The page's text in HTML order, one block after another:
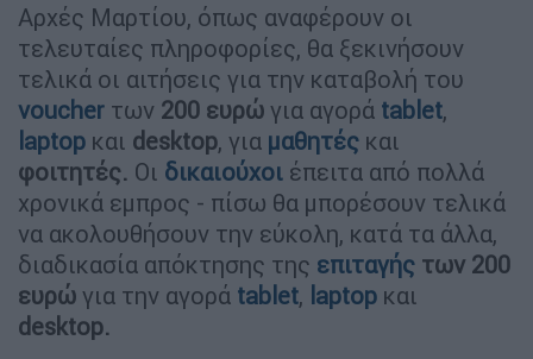
Αρχές Μαρτίου, όπως αναφέρουν οι
τελευταίες πληροφορίες, θα ξεκινήσουν
τελικά οι αιτήσεις για την καταβολή του
voucher των 200 ευρώ για αγορά tablet,
laptop και desktop, για μαθητές και
φοιτητές. Οι δικαιούχοι έπειτα από πολλά
χρονικά εμπρος - πίσω θα μπορέσουν τελικά
να ακολουθήσουν την εύκολη, κατά τα άλλα,
διαδικασία απόκτησης της επιταγής των 200
ευρώ για την αγορά tablet, laptop και
desktop.